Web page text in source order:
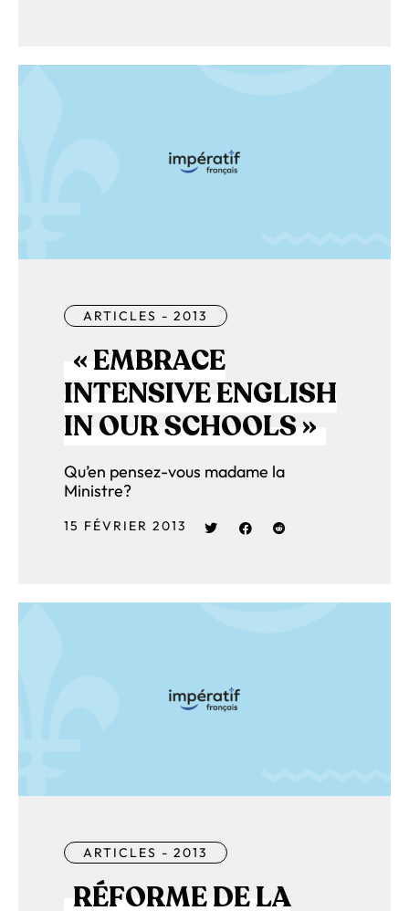
ARTICLES - 2013
« EMBRACE
INTENSIVE ENGLISH
IN OUR SCHOOLS »
Qu’en pensez-vous madame la
Ministre?
15 FÉVRIER 2013
ARTICLES - 2013
RÉFORME DE LA